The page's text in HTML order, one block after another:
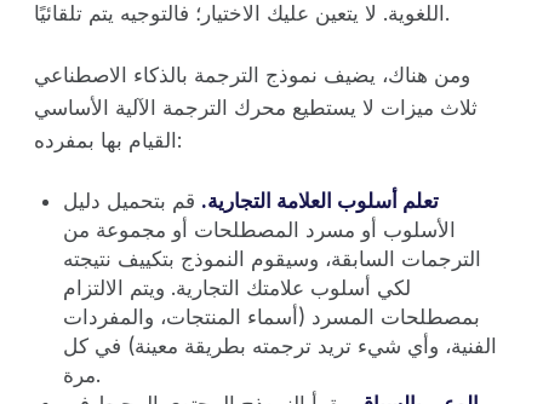
اللغوية. لا يتعين عليك الاختيار؛ فالتوجيه يتم تلقائيًا.
ومن هناك، يضيف نموذج الترجمة بالذكاء الاصطناعي
ثلاث ميزات لا يستطيع محرك الترجمة الآلية الأساسي
القيام بها بمفرده:
تعلم أسلوب العلامة التجارية. قم بتحميل دليل
الأسلوب أو مسرد المصطلحات أو مجموعة من
الترجمات السابقة، وسيقوم النموذج بتكييف نتيجته
لكي أسلوب علامتك التجارية. ويتم الالتزام
بمصطلحات المسرد (أسماء المنتجات، والمفردات
الفنية، وأي شيء تريد ترجمته بطريقة معينة) في كل
مرة.